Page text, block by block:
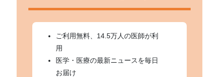
ご利用無料、14.5万人の医師が利
用
医学・医療の最新ニュースを毎日
お届け